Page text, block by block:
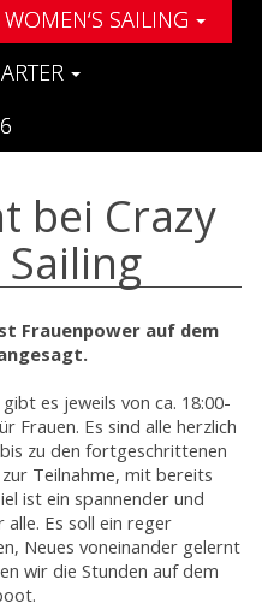
WOMEN‘S SAILING
bei Crazy
Frauenpower auf dem
es jeweils von ca. 18:00-
Frauen. Es sind alle herzlich
zu den fortgeschrittenen
Teilnahme, mit bereits
ist ein spannender und
Es soll ein reger
Neues voneinander gelernt
wir die Stunden auf dem